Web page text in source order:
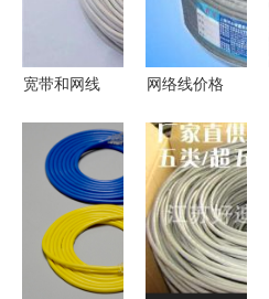
宽带和网线
区别吗？
网络线价格
位解析 如
何选择最优
产品？